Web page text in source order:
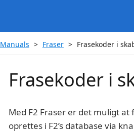
Manuals Fraser Frasekoder i
Frasekoder i
Med F2 Fraser er det muligt
oprettes i F2’s database via